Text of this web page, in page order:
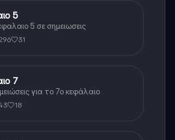
5
5 σε σημειωσεις
31
7
για το 7ο κεφάλαιο
18